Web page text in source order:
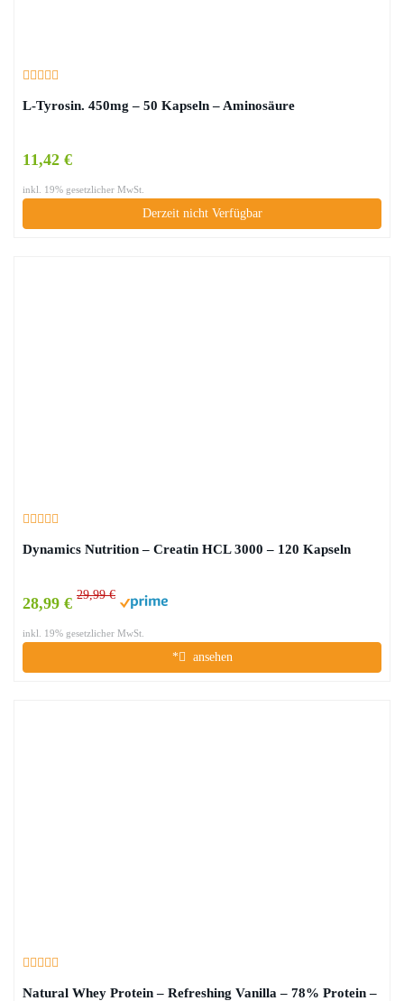
L-Tyrosin. 450mg – 50 Kapseln – Aminosäure
11,42 €
inkl. 19% gesetzlicher MwSt.
Derzeit nicht Verfügbar
Dynamics Nutrition – Creatin HCL 3000 – 120 Kapseln
28,99 € 29,99 €
inkl. 19% gesetzlicher MwSt.
* ansehen
Natural Whey Protein – Refreshing Vanilla – 78% Protein –